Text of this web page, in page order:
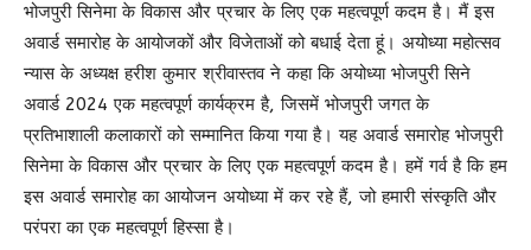
भोजपुरी सिनेमा के विकास और प्रचार के लिए एक महत्वपूर्ण कदम है। मैं इस
अवार्ड समारोह के आयोजकों और विजेताओं को बधाई देता हूं। अयोध्या महोत्सव
न्यास के अध्यक्ष हरीश कुमार श्रीवास्तव ने कहा कि अयोध्या भोजपुरी सिने
अवार्ड 2024 एक महत्वपूर्ण कार्यक्रम है, जिसमें भोजपुरी जगत के
प्रतिभाशाली कलाकारों को सम्मानित किया गया है। यह अवार्ड समारोह भोजपुरी
सिनेमा के विकास और प्रचार के लिए एक महत्वपूर्ण कदम है। हमें गर्व है कि हम
इस अवार्ड समारोह का आयोजन अयोध्या में कर रहे हैं, जो हमारी संस्कृति और
परंपरा का एक महत्वपूर्ण हिस्सा है।